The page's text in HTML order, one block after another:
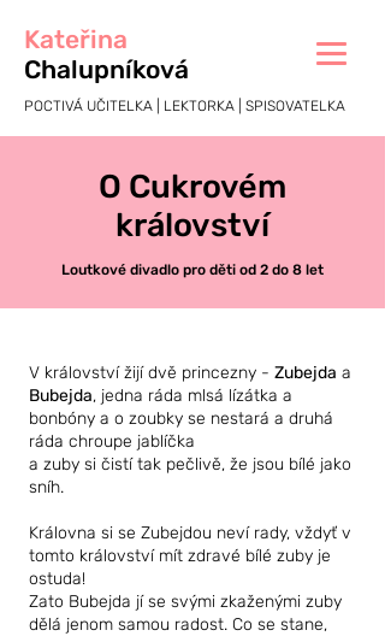
Kateřina
Chalupníková
POCTIVÁ UČITELKA | LEKTORKA | SPISOVATELKA
O Cukrovém
království
Loutkové divadlo pro děti od 2 do 8 let
V království žijí dvě princezny - Zubejda a
Bubejda, jedna ráda mlsá lízátka a
bonbóny a o zoubky se nestará a druhá
ráda chroupe jablíčka
a zuby si čistí tak pečlivě, že jsou bílé jako
sníh.
Královna si se Zubejdou neví rady, vždyť v
tomto království mít zdravé bílé zuby je
ostuda!
Zato Bubejda jí se svými zkaženými zuby
dělá jenom samou radost. Co se stane,